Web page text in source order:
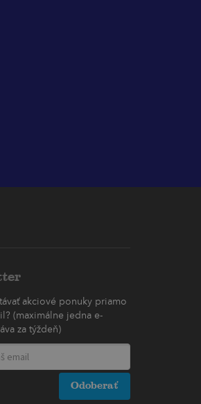
akciové ponuky priamo
(maximálne jedna e-
za týždeň)
Odoberať